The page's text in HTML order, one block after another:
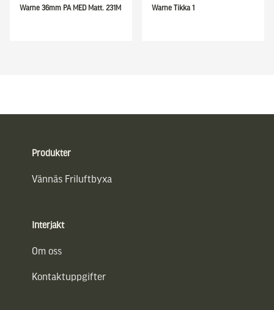
Warne 36mm PA MED Matt. 231M Warne Tikka 1
Produkter
Vännäs Friluftbyxa
Interjakt
Om oss
Kontaktuppgifter